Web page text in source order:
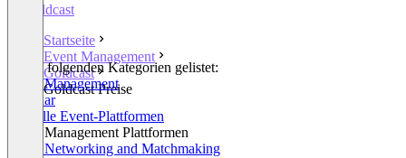
Goldcast
Startseite
Event Management
Goldcast
Goldcast Preise
In den folgenden Kategorien gelistet:
Event Management
Webinar
Virtuelle Event-Plattformen
Event Management Plattformen
Event Networking and Matchmaking